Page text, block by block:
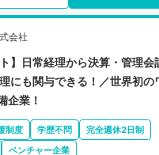
会社
ト】日常経理から決算・管理
にも関与できる！／世界初の
企業！
制度 学歴不問
完全週休2日制
ベンチャー企業